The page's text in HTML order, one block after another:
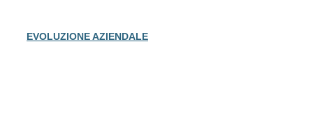
EVOLUZIONE AZIENDALE